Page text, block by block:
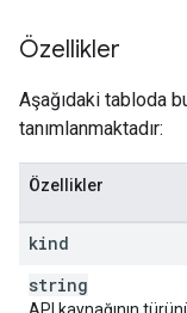
"
"
"
"
Özellikler
Aşağıdaki tabloda
tanımlanmaktadır:
Özellikler
kind
string